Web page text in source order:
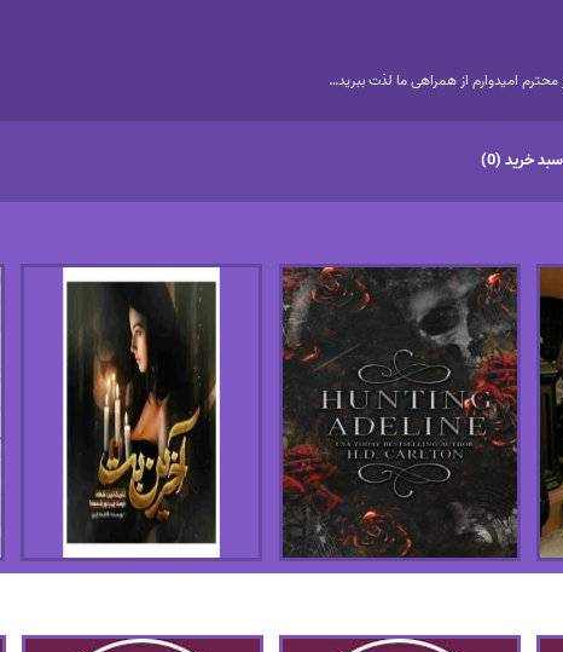
امیدوارم از همراهی ما لذت ببرید…
سبد خرید (0)